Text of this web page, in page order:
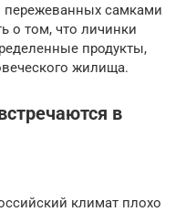
пережеванных самками
о том, что личинки
продукты,
жилища.
в
климат плохо